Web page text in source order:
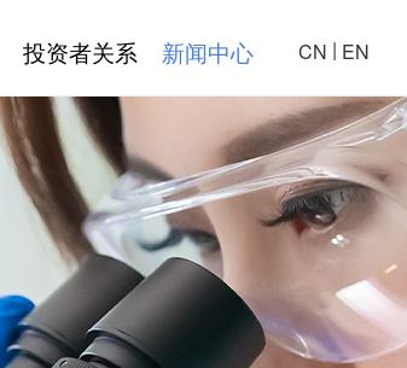
投资者关系 新闻中心 CN | EN